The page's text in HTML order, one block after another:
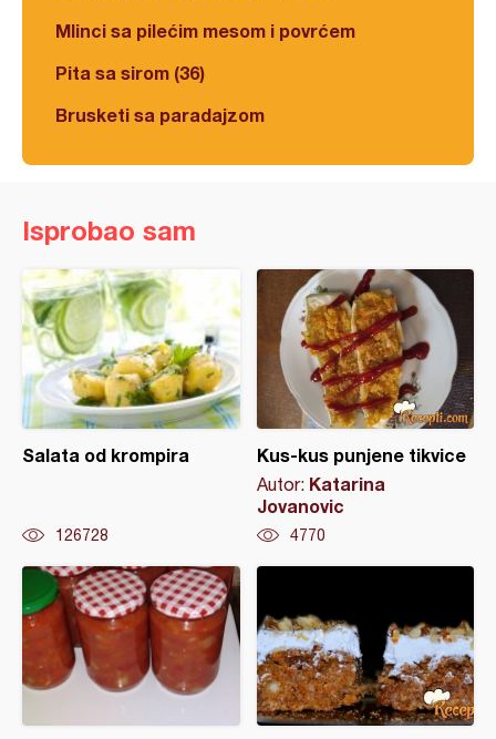
Mlinci sa pilećim mesom i povrćem
Pita sa sirom (36)
Brusketi sa paradajzom
Isprobao sam
Salata od krompira
126728
Kus-kus punjene tikvice
Autor: Katarina
Jovanovic
4770